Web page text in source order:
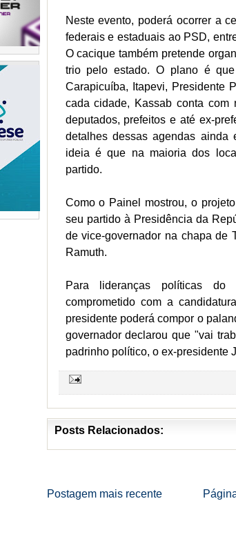
Neste evento, poderá ocorrer a
federais e estaduais ao PSD,
O cacique também pretende
trio pelo estado. O plano é
Carapicuíba, Itapevi, Presidente
cada cidade, Kassab conta com
deputados, prefeitos e até ex-
detalhes dessas agendas ainda
ideia é que na maioria dos
partido.
Como o Painel mostrou, o
seu partido à Presidência da
de vice-governador na chapa de
Ramuth.
Para lideranças políticas do
comprometido com a
presidente poderá compor o
governador declarou que "vai
padrinho político, o ex-presidente
Posts Relacionados:
Postagem mais recente